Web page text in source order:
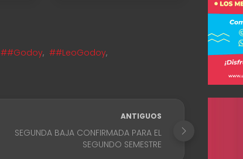
##Godoy, ##LeoGodoy,
ANTIGUOS
SEGUNDA BAJA CONFIRMADA PARA EL
SEGUNDO SEMESTRE